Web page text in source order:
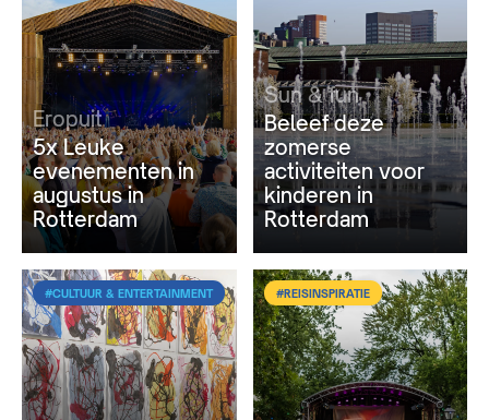
Eropuit
5x Leuke
evenementen in
augustus in
Rotterdam
Sun & fun
Beleef deze
zomerse
activiteiten voor
kinderen in
Rotterdam
#CULTUUR & ENTERTAINMENT #REISINSPIRATIE